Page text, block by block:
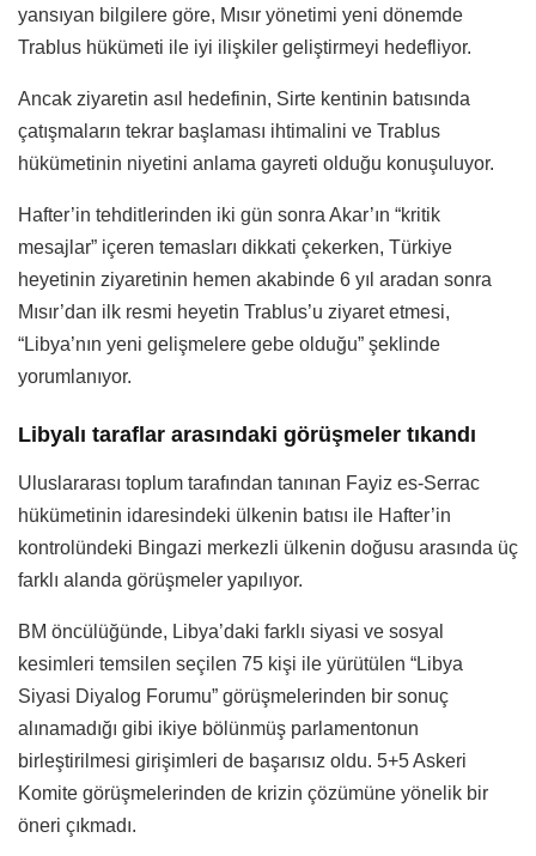
yansıyan bilgilere göre, Mısır yönetimi yeni dönemde
Trablus hükümeti ile iyi ilişkiler geliştirmeyi hedefliyor.
Ancak ziyaretin asıl hedefinin, Sirte kentinin batısında
çatışmaların tekrar başlaması ihtimalini ve Trablus
hükümetinin niyetini anlama gayreti olduğu konuşuluyor.
Hafter’in tehditlerinden iki gün sonra Akar’ın “kritik
mesajlar” içeren temasları dikkati çekerken, Türkiye
heyetinin ziyaretinin hemen akabinde 6 yıl aradan sonra
Mısır’dan ilk resmi heyetin Trablus’u ziyaret etmesi,
“Libya’nın yeni gelişmelere gebe olduğu” şeklinde
yorumlanıyor.
Libyalı taraflar arasındaki görüşmeler tıkandı
Uluslararası toplum tarafından tanınan Fayiz es-Serrac
hükümetinin idaresindeki ülkenin batısı ile Hafter’in
kontrolündeki Bingazi merkezli ülkenin doğusu arasında üç
farklı alanda görüşmeler yapılıyor.
BM öncülüğünde, Libya’daki farklı siyasi ve sosyal
kesimleri temsilen seçilen 75 kişi ile yürütülen “Libya
Siyasi Diyalog Forumu” görüşmelerinden bir sonuç
alınamadığı gibi ikiye bölünmüş parlamentonun
birleştirilmesi girişimleri de başarısız oldu. 5+5 Askeri
Komite görüşmelerinden de krizin çözümüne yönelik bir
öneri çıkmadı.